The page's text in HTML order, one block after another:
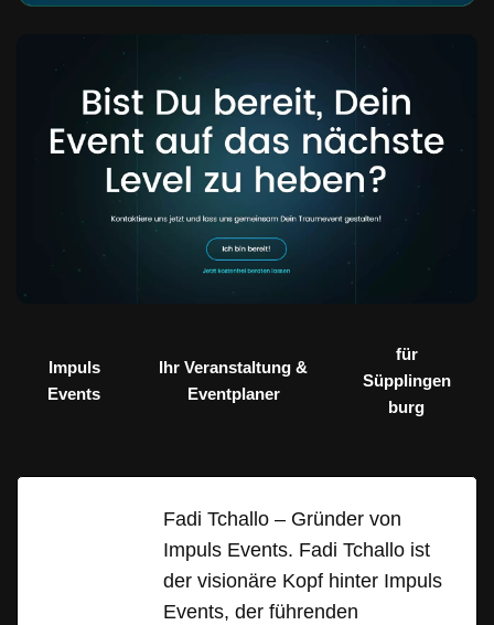
Impuls
Events
Ihr Veranstaltung &
Eventplaner
für
Süpplingen
burg
Fadi Tchallo – Gründer von
Impuls Events. Fadi Tchallo ist
der visionäre Kopf hinter Impuls
Events, der führenden